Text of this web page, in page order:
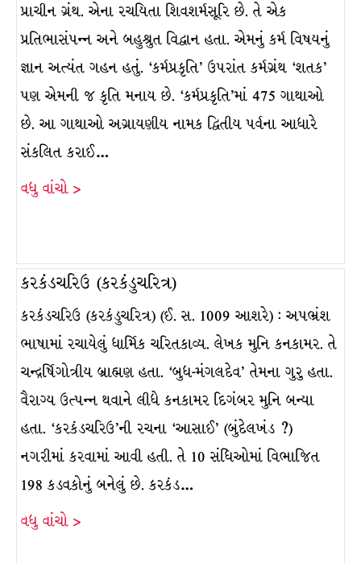
પ્રાચીન ગ્રંથ. એના રચયિતા શિવશર્મસૂરિ છે. તે એક
પ્રતિભાસંપન્ન અને બહુશ્રુત વિદ્વાન હતા. એમનું કર્મ વિષયનું
જ્ઞાન અત્યંત ગહન હતું. ‘કર્મપ્રકૃતિ’ ઉપરાંત કર્મગ્રંથ ‘શતક’
પણ એમની જ કૃતિ મનાય છે. ‘કર્મપ્રકૃતિ’માં 475 ગાથાઓ
છે. આ ગાથાઓ અગ્રાયણીય નામક દ્વિતીય પર્વના આધારે
સંકલિત કરાઈ…
વધુ વાંચો >
કરકંડચરિઉ (કરકંડુચરિત્ર)
કરકંડચરિઉ (કરકંડુચરિત્ર) (ઈ. સ. 1009 આશરે) : અપભ્રંશ
ભાષામાં રચાયેલું ધાર્મિક ચરિતકાવ્ય. લેખક મુનિ કનકામર. તે
ચન્દ્રર્ષિગોત્રીય બ્રાહ્મણ હતા. ‘બુધ-મંગલદેવ’ તેમના ગુરુ હતા.
વૈરાગ્ય ઉત્પન્ન થવાને લીધે કનકામર દિગંબર મુનિ બન્યા
હતા. ‘કરકંડચરિઉ’ની રચના ‘આસાઈ’ (બુંદેલખંડ ?)
નગરીમાં કરવામાં આવી હતી. તે 10 સંધિઓમાં વિભાજિત
198 કડવકોનું બનેલું છે. કરકંડ…
વધુ વાંચો >